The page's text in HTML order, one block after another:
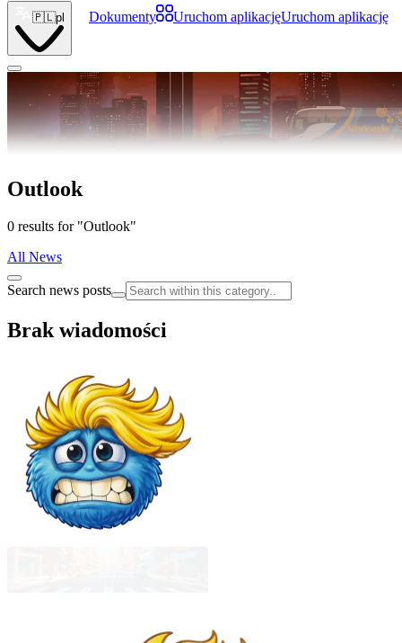
🇵🇱pl Dokumenty Uruchom aplikacjęUruchom aplikację
Outlook
0 results for "Outlook"
All News
Search news posts
Brak wiadomości